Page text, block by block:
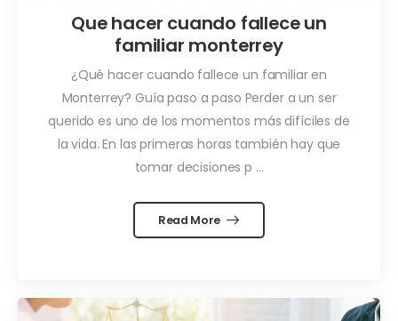
Que hacer cuando fallece un
familiar monterrey
¿Qué hacer cuando fallece un familiar en
Monterrey? Guía paso a paso Perder a un ser
querido es uno de los momentos más difíciles de
la vida. En las primeras horas también hay que
tomar decisiones p ...
Read More